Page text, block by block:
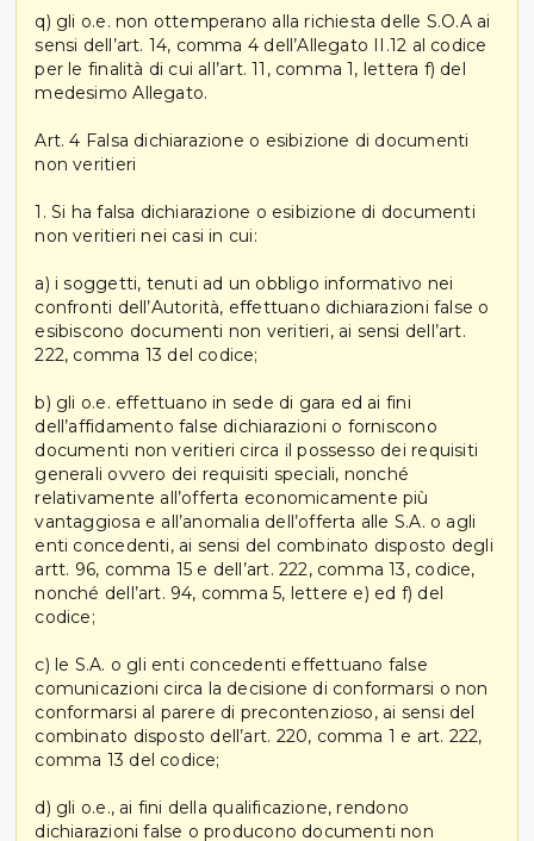
q) gli o.e. non ottemperano alla richiesta delle S.O.A ai
sensi dell’art. 14, comma 4 dell’Allegato II.12 al codice
per le finalità di cui all’art. 11, comma 1, lettera f) del
medesimo Allegato.
Art. 4 Falsa dichiarazione o esibizione di documenti
non veritieri
1. Si ha falsa dichiarazione o esibizione di documenti
non veritieri nei casi in cui:
a) i soggetti, tenuti ad un obbligo informativo nei
confronti dell’Autorità, effettuano dichiarazioni false o
esibiscono documenti non veritieri, ai sensi dell’art.
222, comma 13 del codice;
b) gli o.e. effettuano in sede di gara ed ai fini
dell’affidamento false dichiarazioni o forniscono
documenti non veritieri circa il possesso dei requisiti
generali ovvero dei requisiti speciali, nonché
relativamente all’offerta economicamente più
vantaggiosa e all’anomalia dell’offerta alle S.A. o agli
enti concedenti, ai sensi del combinato disposto degli
artt. 96, comma 15 e dell’art. 222, comma 13, codice,
nonché dell’art. 94, comma 5, lettere e) ed f) del
codice;
c) le S.A. o gli enti concedenti effettuano false
comunicazioni circa la decisione di conformarsi o non
conformarsi al parere di precontenzioso, ai sensi del
combinato disposto dell’art. 220, comma 1 e art. 222,
comma 13 del codice;
d) gli o.e., ai fini della qualificazione, rendono
dichiarazioni false o producono documenti non